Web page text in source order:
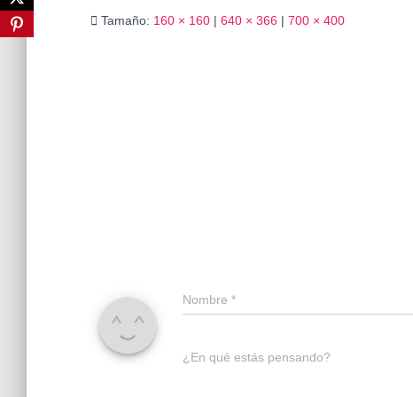
Tamaño: 160 × 160 | 640 × 366 | 700 × 400
Nombre *
¿En qué estás pensando?